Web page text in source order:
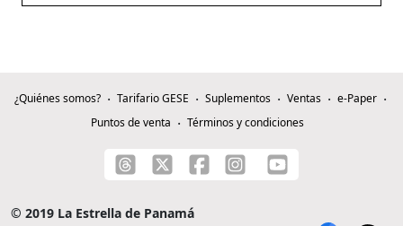
¿Quiénes somos? Tarifario GESE Suplementos Ventas
e-Paper
Puntos de venta
Términos y condiciones
© 2019 La Estrella de Panamá